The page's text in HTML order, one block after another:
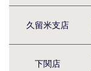
久留米支店
下関店